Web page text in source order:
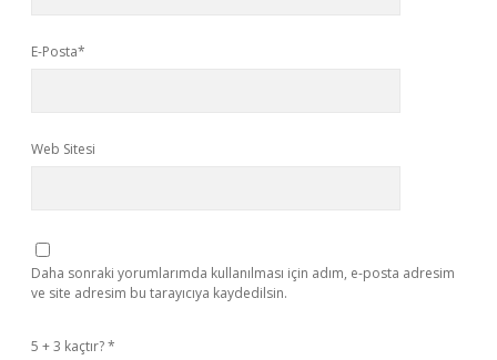
E-Posta*
Web Sitesi
Daha sonraki yorumlarımda kullanılması için adım, e-posta adresim
ve site adresim bu tarayıcıya kaydedilsin.
5 + 3 kaçtır?*